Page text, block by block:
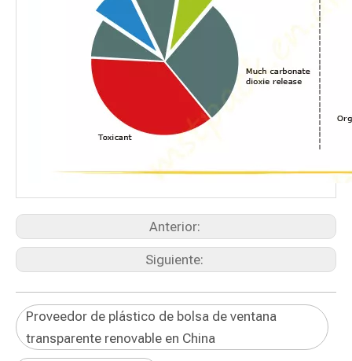
Anterior:
Siguiente:
Proveedor de plástico de bolsa de ventana
transparente renovable en China